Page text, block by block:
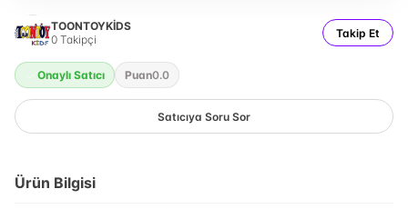
TOONTOYKİDS
0 Takipçi Takip Et
Onaylı Satıcı Puan0.0
Satıcıya Soru Sor
Ürün Bilgisi